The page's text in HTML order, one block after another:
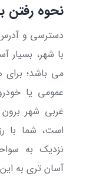
نحوه رفتن
دسترسی و آدرس
با شهر، بسیار
می باشد؛ برای
عمومی یا
غربی شهر
است، شما با
نزدیک به
آسان تری به